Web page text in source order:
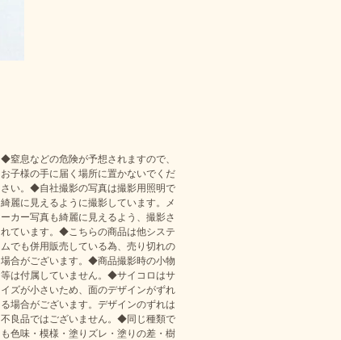
◆窒息などの危険が予想されますので、
お子様の手に届く場所に置かないでくだ
さい。◆自社撮影の写真は撮影用照明で
綺麗に見えるように撮影しています。メ
ーカー写真も綺麗に見えるよう、撮影さ
れています。◆こちらの商品は他システ
ムでも併用販売している為、売り切れの
場合がございます。◆商品撮影時の小物
等は付属していません。◆サイコロはサ
イズが小さいため、面のデザインがずれ
る場合がございます。デザインのずれは
不良品ではございません。◆同じ種類で
も色味・模様・塗りズレ・塗りの差・樹